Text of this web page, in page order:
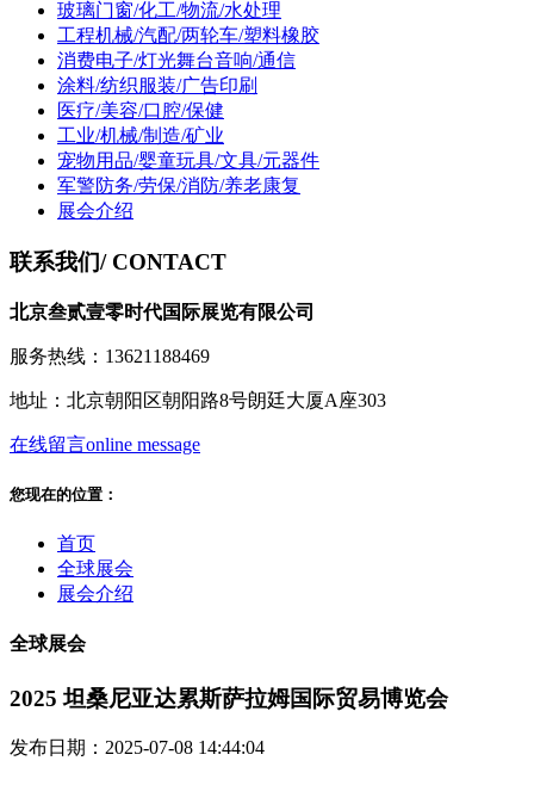
玻璃门窗/化工/物流/水处理
工程机械/汽配/两轮车/塑料橡胶
消费电子/灯光舞台音响/通信
涂料/纺织服装/广告印刷
医疗/美容/口腔/保健
工业/机械/制造/矿业
宠物用品/婴童玩具/文具/元器件
军警防务/劳保/消防/养老康复
展会介绍
联系我们/ CONTACT
北京叁贰壹零时代国际展览有限公司
服务热线：13621188469
地址：北京朝阳区朝阳路8号朗廷大厦A座303
在线留言online message
您现在的位置：
首页
全球展会
展会介绍
全球展会
2025 坦桑尼亚达累斯萨拉姆国际贸易博览会
发布日期：2025-07-08 14:44:04